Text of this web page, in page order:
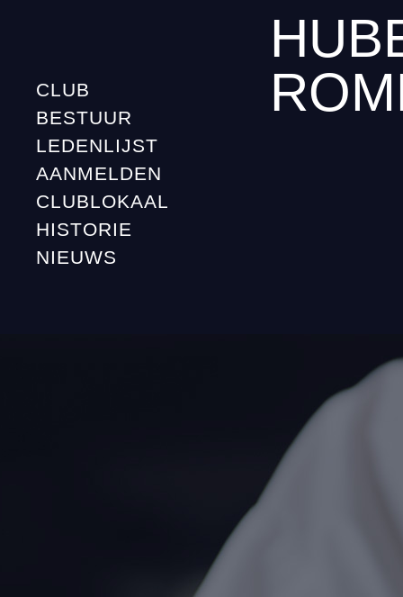
CLUB
BESTUUR
LEDENLIJST
AANMELDEN
CLUBLOKAAL
HISTORIE
NIEUWS